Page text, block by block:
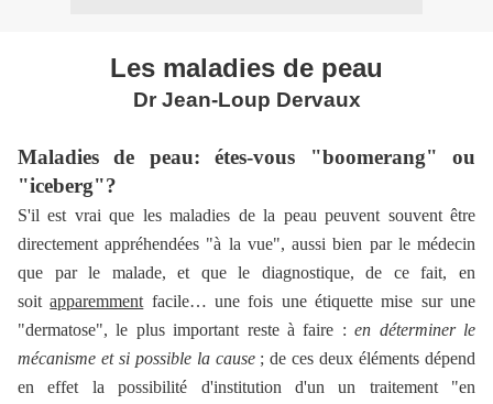
Les maladies de peau
Dr Jean-Loup Dervaux
Maladies de peau: étes-vous "boomerang" ou
"iceberg"?
S'il est vrai que les maladies de la peau peuvent souvent être
directement appréhendées "à la vue", aussi bien par le médecin
que par le malade, et que le diagnostique, de ce fait, en
soitapparemment facile… une fois une étiquette mise sur une
"dermatose", le plus important reste à faire :en déterminer le
mécanisme et si possible la cause ; de ces deux éléments dépend
en effet la possibilité d'institution d'un un traitement "en